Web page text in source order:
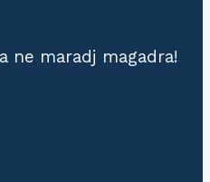
ne maradj magadra!